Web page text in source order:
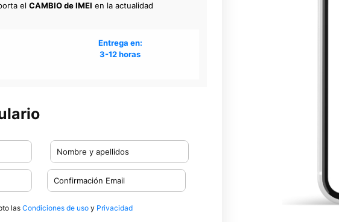
Entrega en:
3-12 horas
el CAMBIO de IMEI en la actualidad
lasCondiciones de usoy Privacidad